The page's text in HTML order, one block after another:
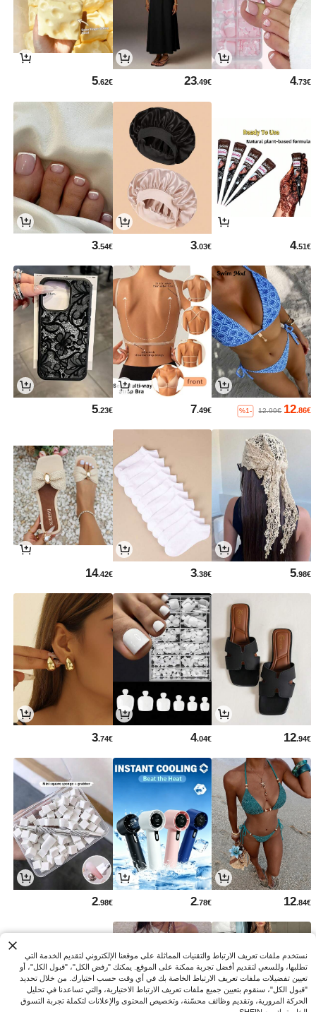
4.73€
23.49€
5.62€
4.51€
3.03€
3.54€
12.86€
12.99€
%1-
7.49€
5.23€
5.98€
3.38€
14.42€
12.94€
4.04€
3.74€
12.84€
2.78€
2.98€
نستخدم ملفات تعريف الارتباط والتقنيات المماثلة على موقعنا الإلكتروني لتقديم الخدمة التي
تطلبها، وللسعي لتقديم أفضل تجربة ممكنة على الموقع. يمكنك "رفض الكل"، "قبول الكل"، أو
تعيين تفضيلات ملفات تعريف الارتباط الخاصة بك في أي وقت حسب اختيارك. من خلال تحديد
"قبول الكل"، سنقوم بتعيين جميع ملفات تعريف الارتباط الاختيارية، والتي تساعدنا في تحليل
الحركة المرورية، وتقديم وظائف محسّنة، وتخصيص المحتوى والإعلانات لتكملة تجربة التسوق